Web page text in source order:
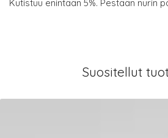
Kutistuu enintään 5%. Pestään nurin
Suositellut